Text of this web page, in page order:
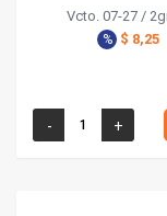
Vcto. 07-27 /
% $ 8,25